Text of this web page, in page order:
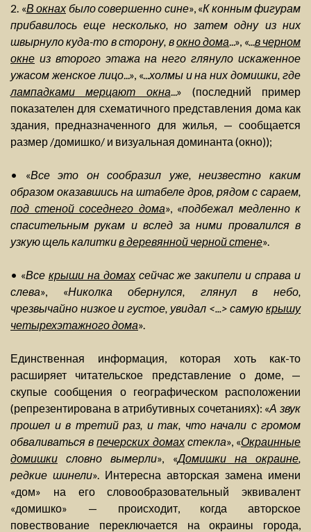
2. «В окнахбыло совершенно сине», «К конным фигурам
прибавилось еще несколько, но затем одну из них
швырнуло куда-то в сторону, вокно дома...», «...в черном
окне из второго этажа на него глянуло искаженное
ужасом женское лицо...», «...холмы и на них домишки, где
лампадками мерцают окна...» (последний пример
показателен для схематичного представления дома как
здания, предназначенного для жилья, — сообщается
размер /домишко/ и визуальная доминанта (окно));
• «Все это он сообразил уже, неизвестно каким
образом оказавшись на штабеле дров, рядом с сараем,
под стеной соседнего дома», «подбежал медленно к
спасительным рукам и вслед за ними провалился в
узкую щель калиткив деревянной черной стене».
• «Все крыши на домахсейчас же закипели и справа и
слева», «Николка обернулся, глянул в небо,
чрезвычайно низкое и густое, увидал <...> самую крышу
четырехэтажного дома».
Единственная информация, которая хоть как-то
расширяет читательское представление о доме, —
скупые сообщения о географическом расположении
(репрезентирована в атрибутивных сочетаниях): «А звук
прошел и в третий раз, и так, что начали с громом
обваливаться впечерских домахстекла», «Окраинные
домишки словно вымерли», «Домишки на окраине,
редкие шинели». Интересна авторская замена имени
«дом» на его словообразовательный эквивалент
«домишко» — происходит, когда авторское
повествование переключается на окраины города,